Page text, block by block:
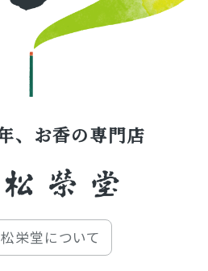
、お香の専門店
栄堂について